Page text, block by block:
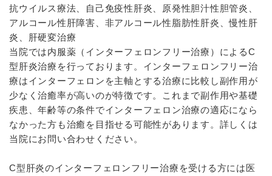
抗ウイルス療法、自己免疫性肝炎、原発性胆汁性胆管炎、
アルコール性肝障害、非アルコール性脂肪性肝炎、慢性肝
炎、肝硬変治療
当院では内服薬（インターフェロンフリー治療）によるC
型肝炎治療を行っております。インターフェロンフリー治
療はインターフェロンを主軸とする治療に比較し副作用が
少なく治癒率が高いのが特徴です。これまで副作用や基礎
疾患、年齢等の条件でインターフェロン治療の適応になら
なかった方も治癒を目指せる可能性があります。詳しくは
当院にお問い合わせください。
C型肝炎のインターフェロンフリー治療を受ける方には医